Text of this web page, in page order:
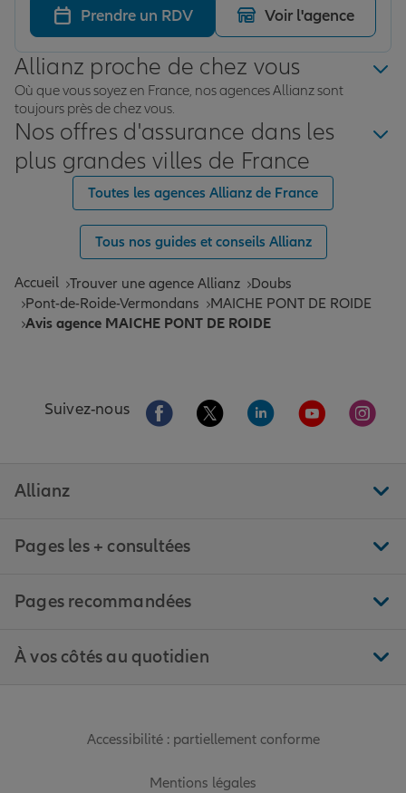
Prendre un RDV Voir l'agence
Allianz proche de chez vous
Où que vous soyez en France, nos agences Allianz sont
toujours près de chez vous.
Nos offres d'assurance dans les
plus grandes villes de France
Toutes les agences Allianz de France
Tous nos guides et conseils Allianz
Accueil Trouver une agence Allianz
Doubs
Pont-de-Roide-Vermondans
MAICHE PONT DE ROIDE
Avis agence MAICHE PONT DE ROIDE
Suivez-nous Aller sur la page Facebook de Allianz
Aller sur la page Twitter de
Aller sur la page
Aller sur la
Aller
Allianz
Pages les + consultées
Pages recommandées
À vos côtés au quotidien
Accessibilité : partiellement conforme
Mentions légales